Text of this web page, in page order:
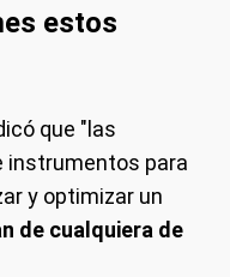
estos
que "las
instrumentos para
y optimizar un
de cualquiera de